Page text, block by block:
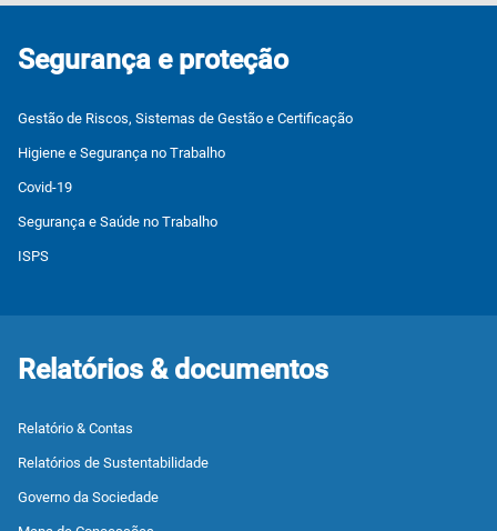
Segurança e proteção
Gestão de Riscos, Sistemas de Gestão e Certificação
Higiene e Segurança no Trabalho
Covid-19
Segurança e Saúde no Trabalho
ISPS
Relatórios & documentos
Relatório & Contas
Relatórios de Sustentabilidade
Governo da Sociedade